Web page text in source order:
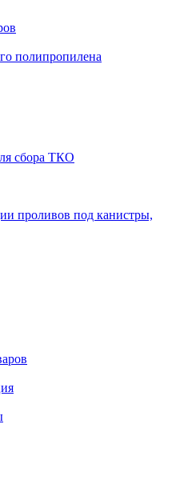
полипропилена
сбора ТКО
проливов под канистры,